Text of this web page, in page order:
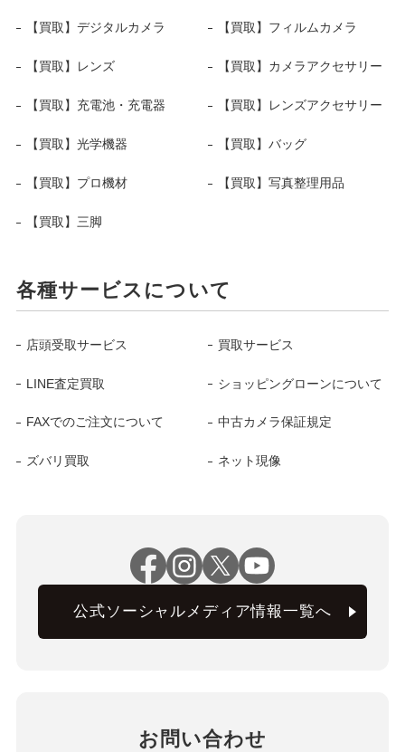
【買取】デジタルカメラ 【買取】フィルムカメラ
【買取】レンズ 【買取】カメラアクセサリー
【買取】充電池・充電器 【買取】レンズアクセサリー
【買取】光学機器 【買取】バッグ
【買取】プロ機材 【買取】写真整理用品
【買取】三脚
各種サービスについて
店頭受取サービス 買取サービス
LINE査定買取 ショッピングローンについて
FAXでのご注文について 中古カメラ保証規定
ズバリ買取 ネット現像
公式ソーシャルメディア情報一覧へ
お問い合わせ